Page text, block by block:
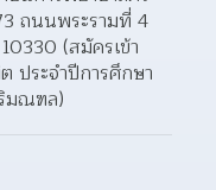
ถนนพระรามที่ 4
(สมัครเข้า
ประจำปีการศึกษา
มณฑล)